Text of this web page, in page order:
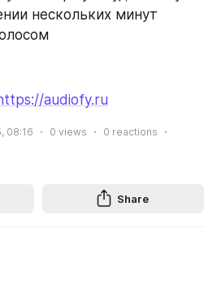
нескольких минут
audiofy.ru
08:16 0 views 0 reactions
Share